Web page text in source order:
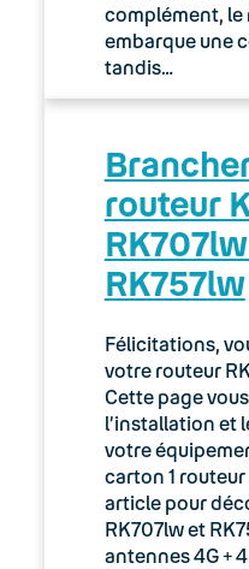
Keyyo Visio
complément, le
embarque une
tandis…
routeur
RK757lw
Félicitations,
votre routeur
Cette page
l’installation et
votre
carton 1 routeur
article pour
RK707lw et
antennes 4G +